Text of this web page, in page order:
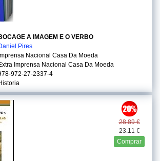
A IMAGEM E O VERBO
Pires
Imprensa Nacional Casa Da Moeda
Imprensa Nacional Casa Da Moeda
972-27-2337-4
28.89 €
23.11 €
Comprar